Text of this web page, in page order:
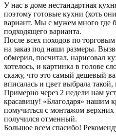
У нас в доме нестандартная
поэтому готовые кухни (хоть
вариант. Мы с мужем много где
подходящего варианта.
После всех походов по
на заказ под наши размеры.
обмерил, посчитал, нарисовал
хотелось, и картинка в голове
скажу, что это самый дешевый
вписалась и цвет выбрала такой,
Примерно через 2 недели нам
красавицу! «Благодаря» нашим
помучиться с монтажом верхних
получился отменный.
Большое всем спасибо!